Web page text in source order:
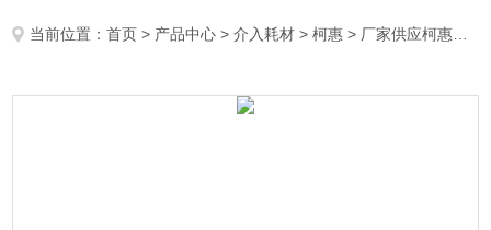
当前位置：首页 > 产品中心 >介入耗材 >柯惠 > 厂家供应柯惠颅内取栓支架SFR-6-30